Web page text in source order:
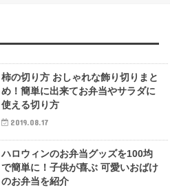
柿の切り方 おしゃれな飾り切りまと
め！簡単に出来てお弁当やサラダに
使える切り方
2019.08.17
ハロウィンのお弁当グッズを100均
で簡単に！子供が喜ぶ 可愛いおばけ
のお弁当を紹介